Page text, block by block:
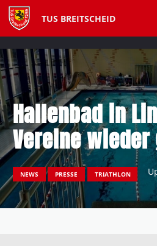
TUS BREITSCHEID
Hallenbad in
Vereine
NEWS PRESSE TRIATHLON